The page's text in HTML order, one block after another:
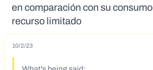
en comparación con su
recurso limitado
10/2/23